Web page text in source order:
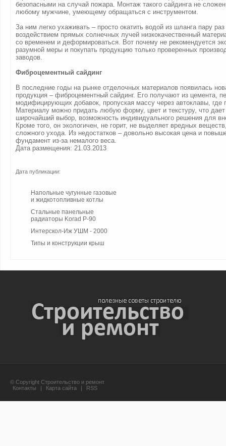
безопасными на случай пожара. Монтаж такого сайдинга не
любому мужчине, умеющему обращаться с инструментом.
За ним легко ухаживать – просто окатить водой из шланга пару
воздействием прямых солнечных лучей низкокачественный
со временем и деформироваться. Вот почему не рекомендуется
разумной меры и покупать продукцию только проверенных
заводов.
Фиброцементный сайдинг
В последние годы на рынке отделочных материалов появилась
продукция – фиброцементный сайдинг. Его получают из цемента,
модифицирующих добавок, пропуская массу через автоклавы, где
Материалу можно придать любую форму, цвет и текстуру, что
широчайший выбор, возможность индивидуального решения для
Кроме того, он экологичен, не горит, не выделяет вредных
сложного ухода. Из недостатков – довольно высокая цена и
фундамент из-за немалого веса.
Дата размещения: 21.03.2013
Дата публикации:
Напольные чугунные газовые
и жидкотопливные котлы
Стальные панельные
радиаторы Korad P-90
Интерскол-Иж УШМ - 2000
Типы и конструкции крыш
© Copyright Строительство и ремонт
Контакты
| Карта сайта | RSS